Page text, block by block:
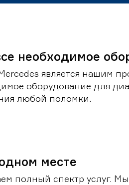
необходимое
является нашим
оборудование для
любой поломки.
месте
полный спектр услуг.